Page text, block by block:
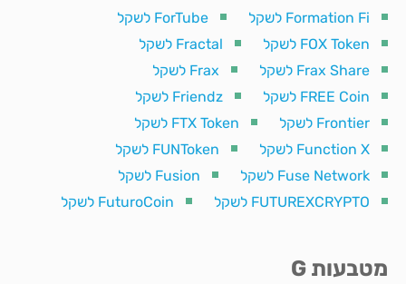
Formation Fi לשקל
ForTube לשקל
FOX Token לשקל
Fractal לשקל
Frax Share לשקל
Frax לשקל
FREE Coin לשקל
Friendz לשקל
Frontier לשקל
FTX Token לשקל
Function X לשקל
FUNToken לשקל
Fuse Network לשקל
Fusion לשקל
FUTUREXCRYPTO לשקל
FuturoCoin לשקל
מטבעות G